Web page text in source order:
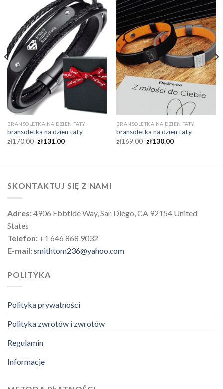
BRANSOLETKA NA DZIEN TATY
bransoletka na dzien taty
zł170.00 zł131.00
BRANSOLETKA NA DZIEN TATY
bransoletka na dzien taty
zł169.00 zł130.00
SKONTAKTUJ SIĘ Z NAMI
Adres:4906 Ebbtide Way, San Diego, CA 92154 United
States
Telefon: +1 646 868 9032
E-mail:smithtom236@yahoo.com
POLITYKA
Polityka prywatności
Polityka zwrotów i zwrotów
Regulamin
Informacje